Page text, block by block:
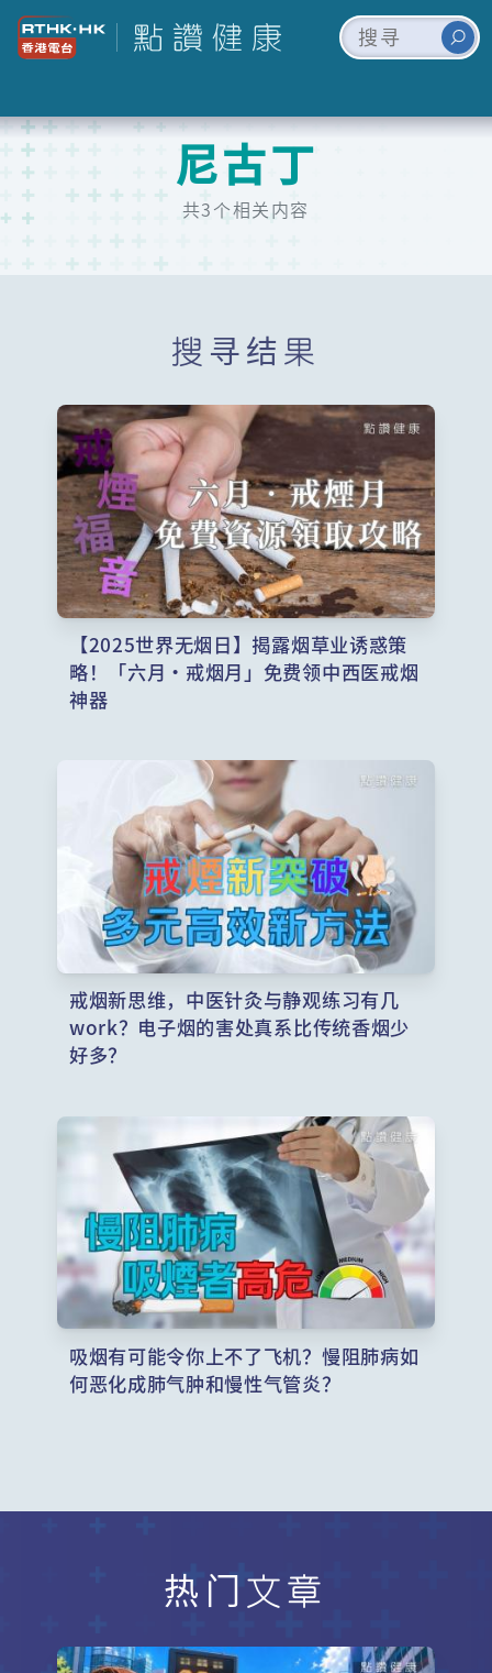
尼古丁
共3个相关内容
搜寻结果
【2025世界无烟日】揭露烟草业诱惑策
略！「六月‧戒烟月」免费领中西医戒烟
神器
戒烟新思维，中医针灸与静观练习有几
work？电子烟的害处真系比传统香烟少
好多？
吸烟有可能令你上不了飞机？慢阻肺病如
何恶化成肺气肿和慢性气管炎？
热门文章